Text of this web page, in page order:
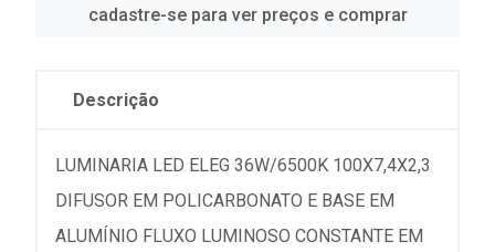
cadastre-se para ver preços e comprar
Descrição
LUMINARIA LED ELEG 36W/6500K 100X7,4X2,3
DIFUSOR EM POLICARBONATO E BASE EM
ALUMÍNIO FLUXO LUMINOSO CONSTANTE EM